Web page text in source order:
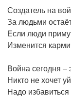
Создатель на
За людьми
Если люди
Изменится
Война сегодня
Никто не хочет
Надо